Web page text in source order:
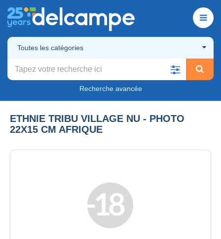
Toutes les catégories
Recherche avancée
ETHNIE TRIBU VILLAGE NU - PHOTO
22X15 CM AFRIQUE